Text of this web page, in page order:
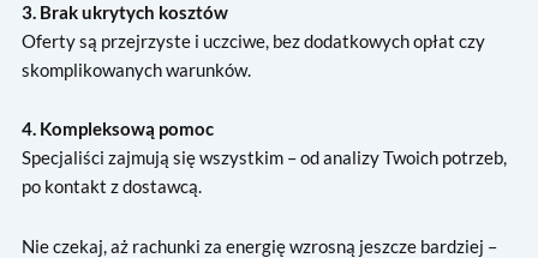
3. Brak ukrytych kosztów
Oferty są przejrzyste i uczciwe, bez dodatkowych opłat czy
skomplikowanych warunków.
4. Kompleksową pomoc
Specjaliści zajmują się wszystkim – od analizy Twoich potrzeb,
po kontakt z dostawcą.
Nie czekaj, aż rachunki za energię wzrosną jeszcze bardziej –